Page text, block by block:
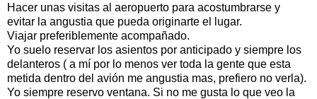
Hacer unas visitas al aeropuerto para acostumbrarse y
evitar la angustia que pueda originarte el lugar.
Viajar preferiblemente acompañado.
Yo suelo reservar los asientos por anticipado y siempre los
delanteros ( a mí por lo menos ver toda la gente que esta
metida dentro del avión me angustia mas, prefiero no verla).
Yo siempre reservo ventana. Si no me gusta lo que veo la